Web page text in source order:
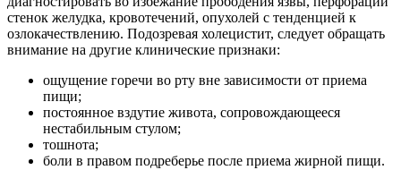
стенок желудка, кровотечений, опухолей с тенденцией к
озлокачествлению. Подозревая холецистит, следует обращать
внимание на другие клинические признаки:
ощущение горечи во рту вне зависимости от приема
пищи;
постоянное вздутие живота, сопровождающееся
нестабильным стулом;
тошнота;
боли в правом подреберье после приема жирной пищи.